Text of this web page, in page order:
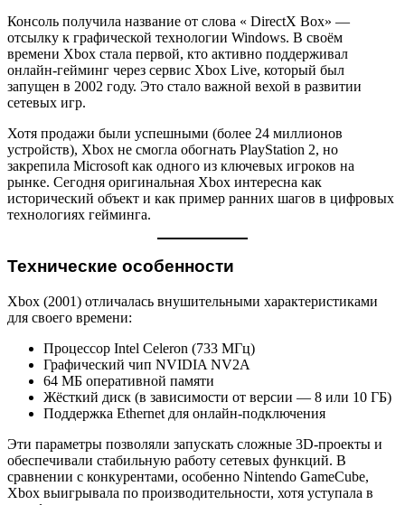
Консоль получила название от слова « DirectX Box» —
отсылку к графической технологии Windows. В своём
времени Xbox стала первой, кто активно поддерживал
онлайн-гейминг через сервис Xbox Live, который был
запущен в 2002 году. Это стало важной вехой в развитии
сетевых игр.
Хотя продажи были успешными (более 24 миллионов
устройств), Xbox не смогла обогнать PlayStation 2, но
закрепила Microsoft как одного из ключевых игроков на
рынке. Сегодня оригинальная Xbox интересна как
исторический объект и как пример ранних шагов в цифровых
технологиях гейминга.
Технические особенности
Xbox (2001) отличалась внушительными характеристиками
для своего времени:
Процессор Intel Celeron (733 МГц)
Графический чип NVIDIA NV2A
64 МБ оперативной памяти
Жёсткий диск (в зависимости от версии — 8 или 10 ГБ)
Поддержка Ethernet для онлайн-подключения
Эти параметры позволяли запускать сложные 3D-проекты и
обеспечивали стабильную работу сетевых функций. В
сравнении с конкурентами, особенно Nintendo GameCube,
Xbox выигрывала по производительности, хотя уступала в